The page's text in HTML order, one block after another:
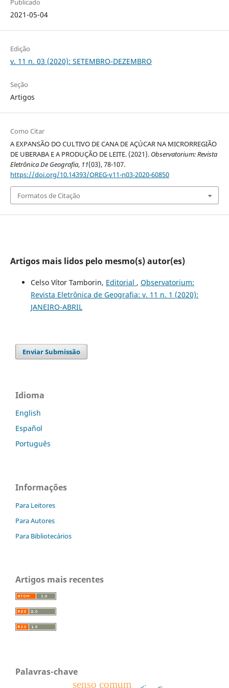
Publicado
2021-05-04
Edição
v. 11 n. 03 (2020): SETEMBRO-DEZEMBRO
Seção
Artigos
Como Citar
A EXPANSÃO DO CULTIVO DE CANA DE AÇÚCAR NA MICRORREGIÃO
DE UBERABA E A PRODUÇÃO DE LEITE. (2021). Observatorium: Revista
Eletrônica De Geografia, 11(03), 78-107.
https://doi.org/10.14393/OREG-v11-n03-2020-60850
Formatos de Citação
Artigos mais lidos pelo mesmo(s) autor(es)
Celso Vítor Tamborin, Editorial , Observatorium:
Revista Eletrônica de Geografia: v. 11 n. 1 (2020):
JANEIRO-ABRIL
Enviar Submissão
Idioma
English
Español
Português
Informações
Para Leitores
Para Autores
Para Bibliotecários
Artigos mais recentes
Palavras-chave
senso comum